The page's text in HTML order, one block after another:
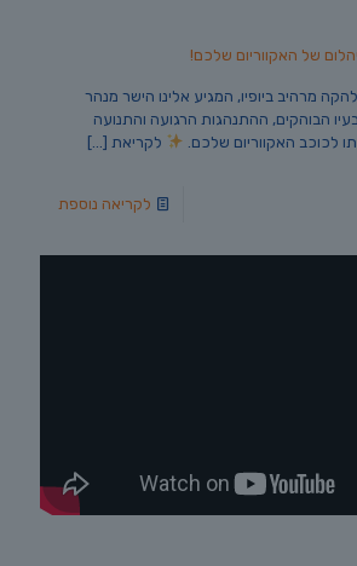
של האקווריום שלכם!
מרהיב ביופיו, המגיע אלינו הישר מנהר
הבוהקים, ההתנהגות הרגועה והתנועה
לכוכב האקווריום שלכם.
לקריאת […]
לקריאה נוספת